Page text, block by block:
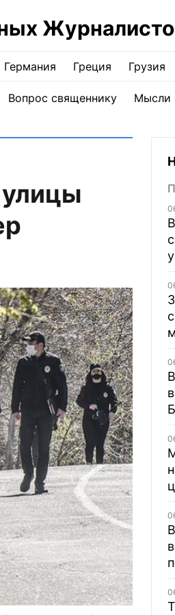
Германия Греция Грузия
Вопрос священнику Мысли